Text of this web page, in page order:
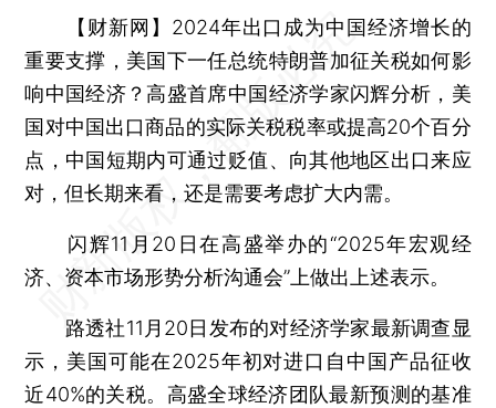
【财新网】 2024年出口成为中国经济增长的
重要支撑，美国下一任总统特朗普加征关税如何影
响中国经济？高盛首席中国经济学家闪辉分析，美
国对中国出口商品的实际关税税率或提高20个百分
点，中国短期内可通过贬值、向其他地区出口来应
对，但长期来看，还是需要考虑扩大内需。
闪辉11月20日在高盛举办的“2025年宏观经
济、资本市场形势分析沟通会”上做出上述表示。
路透社11月20日发布的对经济学家最新调查显
示，美国可能在2025年初对进口自中国产品征收
近40%的关税。高盛全球经济团队最新预测的基准